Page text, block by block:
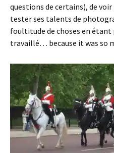
questions de certains), de
tester ses talents de
foultitude de choses en étant
travaillé… because it was so